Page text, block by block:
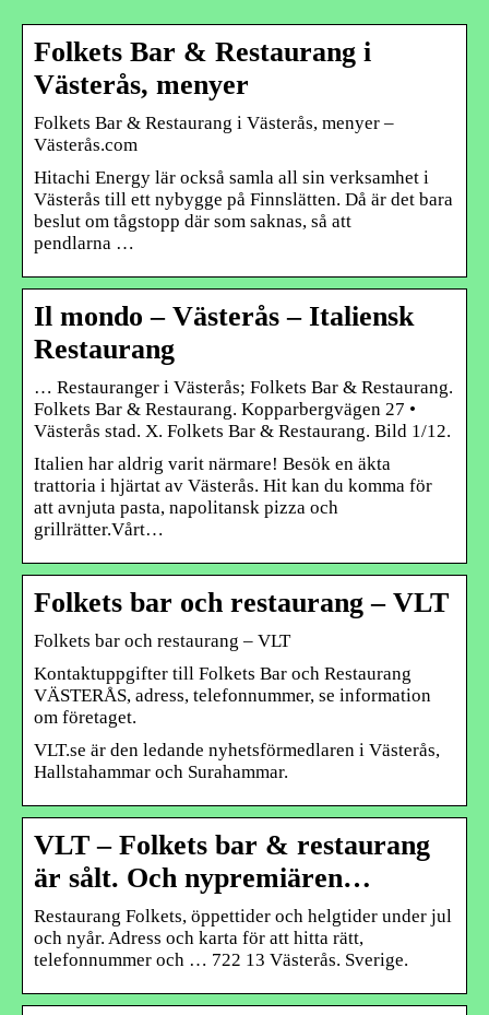
Folkets Bar & Restaurang i
Västerås, menyer
Folkets Bar & Restaurang i Västerås, menyer –
Västerås.com
Hitachi Energy lär också samla all sin verksamhet i
Västerås till ett nybygge på Finnslätten. Då är det bara
beslut om tågstopp där som saknas, så att
pendlarna …
Il mondo – Västerås – Italiensk
Restaurang
… Restauranger i Västerås; Folkets Bar & Restaurang.
Folkets Bar & Restaurang. Kopparbergvägen 27 •
Västerås stad. X. Folkets Bar & Restaurang. Bild 1/12.
Italien har aldrig varit närmare! Besök en äkta
trattoria i hjärtat av Västerås. Hit kan du komma för
att avnjuta pasta, napolitansk pizza och
grillrätter.Vårt…
Folkets bar och restaurang – VLT
Folkets bar och restaurang – VLT
Kontaktuppgifter till Folkets Bar och Restaurang
VÄSTERÅS, adress, telefonnummer, se information
om företaget.
VLT.se är den ledande nyhetsförmedlaren i Västerås,
Hallstahammar och Surahammar.
VLT – Folkets bar & restaurang
är sålt. Och nypremiären…
Restaurang Folkets, öppettider och helgtider under jul
och nyår. Adress och karta för att hitta rätt,
telefonnummer och … 722 13 Västerås. Sverige.